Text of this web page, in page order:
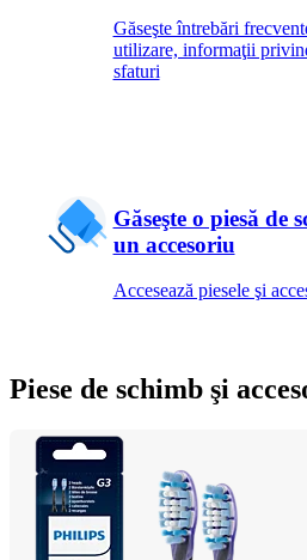
Găseşte întrebări
utilizare, informaţii
sfaturi
Găseşte o piesă de
un accesoriu
Accesează piesele şi
Piese de schimb şi